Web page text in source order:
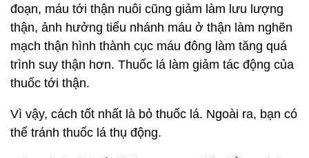
đoạn, máu tới thận nuôi cũng giảm làm lưu lượng
thận, ảnh hưởng tiểu nhánh máu ở thận làm nghẽn
mạch thận hình thành cục máu đông làm tăng quá
trình suy thận hơn. Thuốc lá làm giảm tác động của
thuốc tới thận.
Vì vậy, cách tốt nhất là bỏ thuốc lá. Ngoài ra, bạn có
thể tránh thuốc lá thụ động.